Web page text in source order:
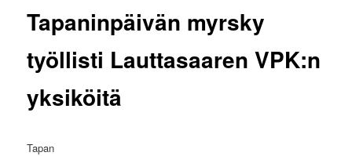
Tapaninpäivän myrsky
työllisti Lauttasaaren VPK:n
yksiköitä
Tapan